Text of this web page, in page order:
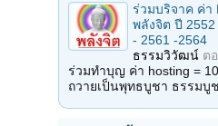
ร่วมบริจาค ค่า
พลังจิต ปี 2552
- 2561 -2564
ธรรมวิวัฒน์ ต
ร่วมทำบุญ ค่า hosting =
ถวายเป็นพุทธบูชา ธรรมบู